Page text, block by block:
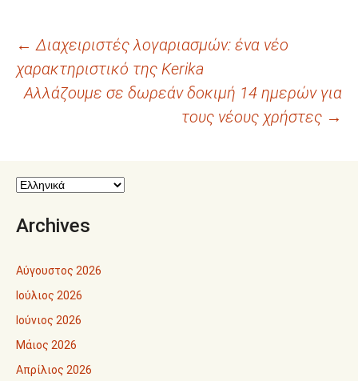
Πλοήγηση
άρθρων
← Διαχειριστές λογαριασμών: ένα νέο
χαρακτηριστικό της Kerika
Αλλάζουμε σε δωρεάν δοκιμή 14 ημερών για
τους νέους χρήστες →
Archives
Αύγουστος 2026
Ιούλιος 2026
Ιούνιος 2026
Μάιος 2026
Απρίλιος 2026